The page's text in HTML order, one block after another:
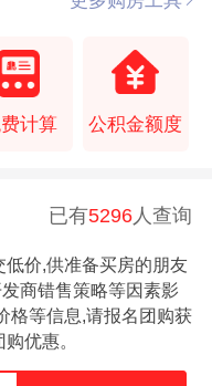
计算 公积金额度
已有5296人查询
低价,供准备买房的朋友
商错售策略等因素影
格等信息,请报名团购获
优惠。